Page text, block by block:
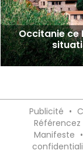
Occitanie ce
Publicité •
Manifeste •